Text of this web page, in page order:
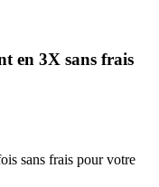
en 3X sans frais
sans frais pour votre